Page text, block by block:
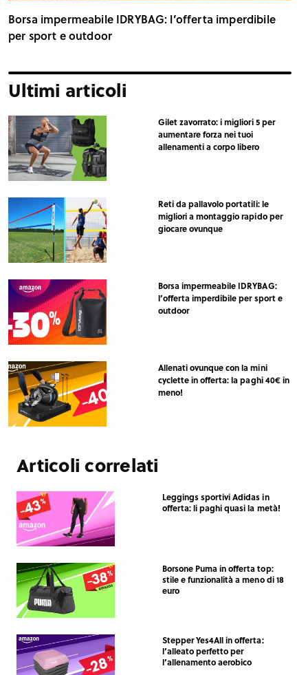
Borsa impermeabile IDRYBAG: l’offerta imperdibile
per sport e outdoor
Ultimi articoli
Gilet zavorrato: i migliori 5 per
aumentare forza nei tuoi
allenamenti a corpo libero
Reti da pallavolo portatili: le
migliori a montaggio rapido per
giocare ovunque
Borsa impermeabile IDRYBAG:
l’offerta imperdibile per sport e
outdoor
Allenati ovunque con la mini
cyclette in offerta: la paghi 40€ in
meno!
Articoli correlati
Leggings sportivi Adidas in
offerta: li paghi quasi la metà!
Borsone Puma in offerta top:
stile e funzionalità a meno di 18
euro
Stepper Yes4All in offerta:
l’alleato perfetto per
l’allenamento aerobico